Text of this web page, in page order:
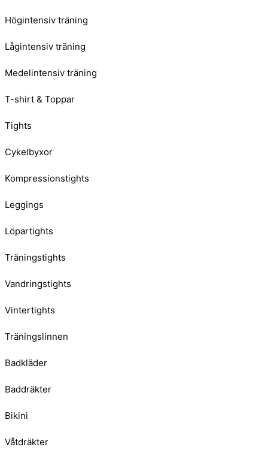
Högintensiv träning
Lågintensiv träning
Medelintensiv träning
T-shirt & Toppar
Tights
Cykelbyxor
Kompressionstights
Leggings
Löpartights
Träningstights
Vandringstights
Vintertights
Träningslinnen
Badkläder
Baddräkter
Bikini
Våtdräkter